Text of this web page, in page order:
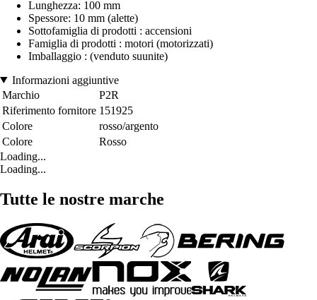
Lunghezza: 100 mm
Spessore: 10 mm (alette)
Sottofamiglia di prodotti : accensioni
Famiglia di prodotti : motori (motorizzati)
Imballaggio : (venduto suunite)
Informazioni aggiuntive
Marchio
P2R
Riferimento fornitore 151925
Colore
rosso/argento
Colore
Rosso
Loading...
Loading...
Tutte le nostre marche